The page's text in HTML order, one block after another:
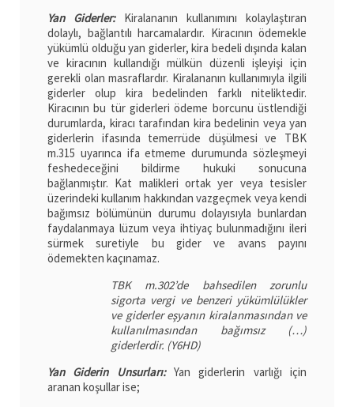
Yan Giderler:Kiralananın kullanımını kolaylaştıran
dolaylı, bağlantılı harcamalardır. Kiracının ödemekle
yükümlü olduğu yan giderler, kira bedeli dışında kalan
ve kiracının kullandığı mülkün düzenli işleyişi için
gerekli olan masraflardır. Kiralananın kullanımıyla ilgili
giderler olup kira bedelinden farklı niteliktedir.
Kiracının bu tür giderleri ödeme borcunu üstlendiği
durumlarda, kiracı tarafından kira bedelinin veya yan
giderlerin ifasında temerrüde düşülmesi ve TBK
m.315 uyarınca ifa etmeme durumunda sözleşmeyi
feshedeceğini bildirme hukuki sonucuna
bağlanmıştır. Kat malikleri ortak yer veya tesisler
üzerindeki kullanım hakkından vazgeçmek veya kendi
bağımsız bölümünün durumu dolayısıyla bunlardan
faydalanmaya lüzum veya ihtiyaç bulunmadığını ileri
sürmek suretiyle bu gider ve avans payını
ödemekten kaçınamaz.
TBK m.302’de bahsedilen zorunlu
sigorta vergi ve benzeri yükümlülükler
ve giderler eşyanın kiralanmasından ve
kullanılmasından bağımsız (…)
giderlerdir. (Y6HD)
Yan Giderin Unsurları:Yan giderlerin varlığı için
aranan koşullar ise;